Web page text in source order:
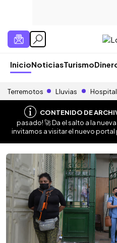
InicioNoticiasTurismo
Terremotos Lluvias
CONTENIDO DE
pasado! 🚀 Da el salto a la
invitamos a visitar el nuevo